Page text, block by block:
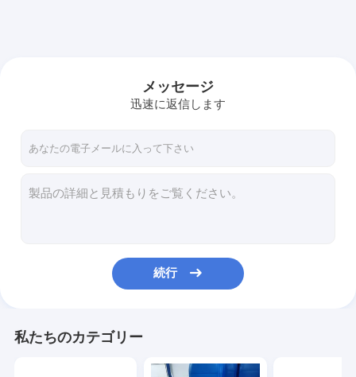
メッセージ
迅速に返信します
続行
私たちのカテゴリー